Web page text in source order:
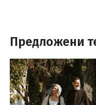
Предложени